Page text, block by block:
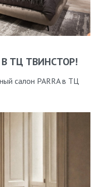
В ТЦ ТВИНСТОР!
салон PARRA в ТЦ